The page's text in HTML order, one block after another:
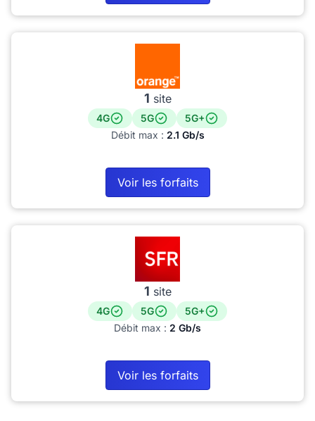
1 site
4G 5G
5G+
Débit max : 2.1 Gb/s
Voir les forfaits
1 site
4G 5G
5G+
Débit max : 2 Gb/s
Voir les forfaits